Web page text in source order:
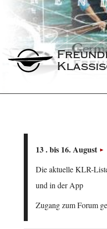
13 . bis 16. August
Die aktuelle KLR-
und in der App
Zugang zum Forum